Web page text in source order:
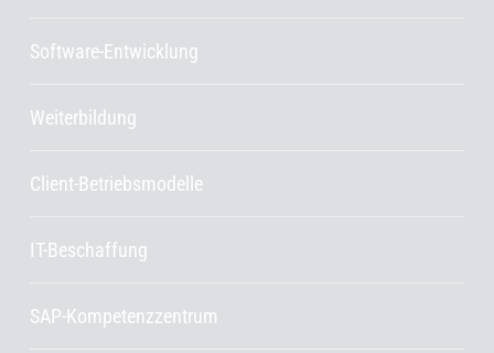
Software-Entwicklung
Weiterbildung
Client-Betriebsmodelle
IT-Beschaffung
SAP-Kompetenzzentrum